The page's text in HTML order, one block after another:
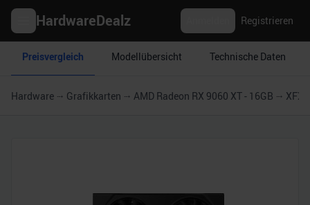
HardwareDealz Registrieren
Preisvergleich Modellübersicht Technische Daten
Hardware Grafikkarten AMD Radeon RX 9060 XT - 16GB XFX